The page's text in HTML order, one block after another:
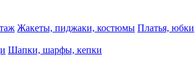
Жакеты, пиджаки, костюмы Платья, юбки
Шапки, шарфы, кепки